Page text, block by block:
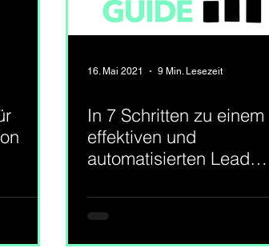
16. Mai 2021 9 Min. Lesezeit
In 7 Schritten zu einem
effektiven und
automatisierten Lead